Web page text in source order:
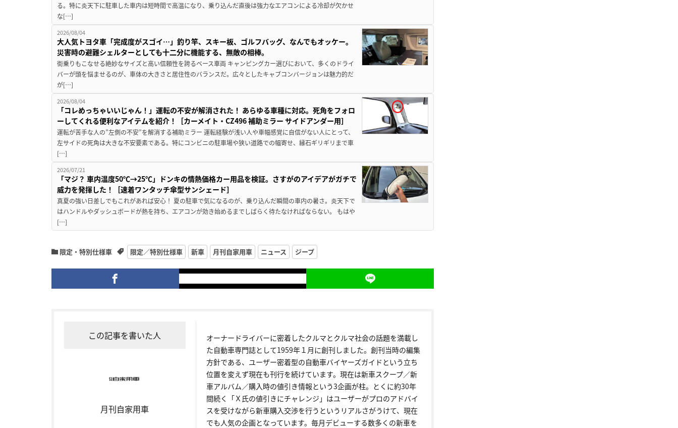
る。特に炎天下に駐車した車内は短時間で高温になり、乗り込んだ直後は強力なエアコンによる冷却が欠かせ
な[…]
2026/08/04
大人気トヨタ車「完成度がスゴイ…」釣り竿、スキー板、ゴルフバッグ、なんでもオッケー。
災害時の避難シェルターとしても十二分に機能する、無敵の相棒。
街乗りもこなせる絶妙なサイズと高い信頼性を誇るベース車両 キャンピングカー選びにおいて、多くのドライ
バーが頭を悩ませるのが、車体の大きさと居住性のバランスだ。広々としたキャブコンバージョンは魅力的だ
が[…]
2026/08/04
「コレめっちゃいいじゃん！」運転の不安が解消された！ あらゆる車種に対応。死角をフォロ
ーしてくれる便利なアイテムを紹介！［カーメイト・CZ496 補助ミラー サイドアンダー用］
運転が苦手な人の”左側の不安”を解消する補助ミラー 運転経験が浅い人や車幅感覚に自信がない人にとって、
左サイドの死角は大きな不安要素である。特にコンビニの駐車場や狭い道路での幅寄せ、縁石ギリギリまで車
[…]
2026/07/21
「マジ？ 車内温度50℃→25℃」ドンキの情熱価格カー用品を検証。さすがのアイデアがガチで
威力を発揮した！［速着ワンタッチ傘型サンシェード］
真夏の強い日差しでもこれがあれば安心！ 夏の駐車で気になるのが、乗り込んだ瞬間の車内の暑さ。炎天下で
はハンドルやダッシュボードが熱を持ち、エアコンが効き始めるまでしばらく待たなければならない。 もはや
[…]
限定・特別仕様車 限定／特別仕様車 新車 月刊自家用車 ニュース ジープ
この記事を書いた人
月刊自家用車
オーナードライバーに密着したクルマとクルマ社会の話題を満載し
た自動車専門誌として1959年１月に創刊しました。創刊当時の編集
方針である、ユーザー密着型の自動車バイヤーズガイドという立ち
位置を変えず現在も刊行を続けています。現在は新車スクープ／新
車アルバム／購入時の値引き情報という3企画が柱。とくに約30年
間続く「Ｘ氏の値引きにチャレンジ」はユーザーがプロのアドバイ
スを受けながら新車購入交渉を行うというリアルさがうけて、現在
でも人気の企画となっています。毎月デビューする数多くの新車を